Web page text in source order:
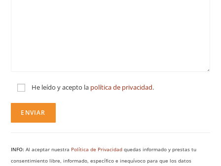
He leído y acepto la política de privacidad.
INFO: Al aceptar nuestra Política de Privacidad quedas informado y prestas tu
consentimiento libre, informado, específico e inequívoco para que los datos